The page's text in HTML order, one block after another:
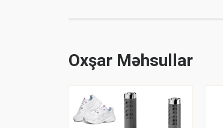
Oxşar Məhsullar